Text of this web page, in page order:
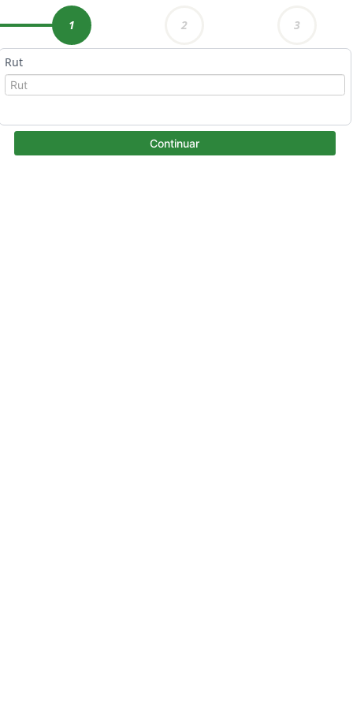
1 2 3
Rut
Continuar